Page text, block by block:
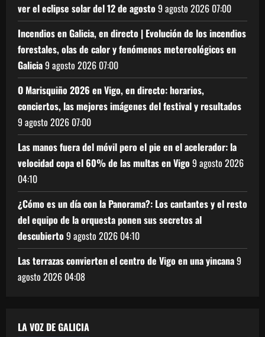
ver el eclipse solar del 12 de agosto9 agosto 2026 07:00
Incendios en Galicia, en directo | Evolución de los incendios
forestales, olas de calor y fenómenos metereológicos en
Galicia9 agosto 2026 07:00
O Marisquiño 2026 en Vigo, en directo: horarios,
conciertos, las mejores imágenes del festival y resultados
9 agosto 2026 07:00
Las manos fuera del móvil pero el pie en el acelerador: la
velocidad copa el 60% de las multas en Vigo9 agosto 2026
04:10
¿Cómo es un día con la Panorama?: Los cantantes y el resto
del equipo de la orquesta ponen sus secretos al
descubierto9 agosto 2026 04:10
Las terrazas convierten el centro de Vigo en una yincana9
agosto 2026 04:08
LA VOZ DE GALICIA